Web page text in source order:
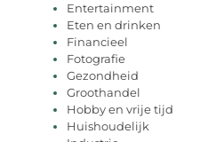
Entertainment
Eten en drinken
Financieel
Fotografie
Gezondheid
Groothandel
Hobby en vrije tijd
Huishoudelijk